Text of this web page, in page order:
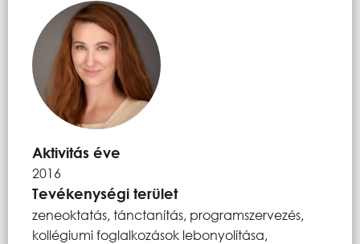
Aktivitás éve
2016
Tevékenységi terület
zeneoktatás, tánctanítás, programszervezés,
kollégiumi foglalkozások lebonyolítása,